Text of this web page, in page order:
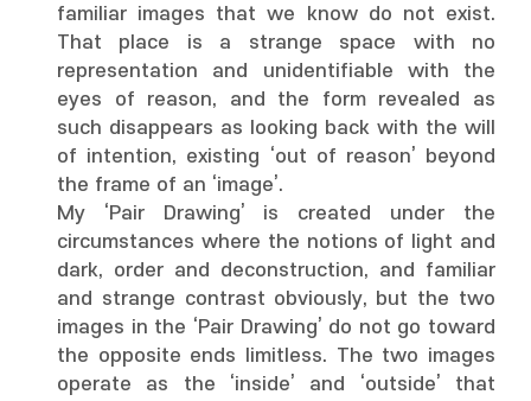
familiar images that we know do not exist.
That place is a strange space with no
representation and unidentifiable with the
eyes of reason, and the form revealed as
such disappears as looking back with the will
of intention, existing ‘out of reason’ beyond
the frame of an ‘image’.
My ‘Pair Drawing’ is created under the
circumstances where the notions of light and
dark, order and deconstruction, and familiar
and strange contrast obviously, but the two
images in the ‘Pair Drawing’ do not go toward
the opposite ends limitless. The two images
operate as the ‘inside’ and ‘outside’ that